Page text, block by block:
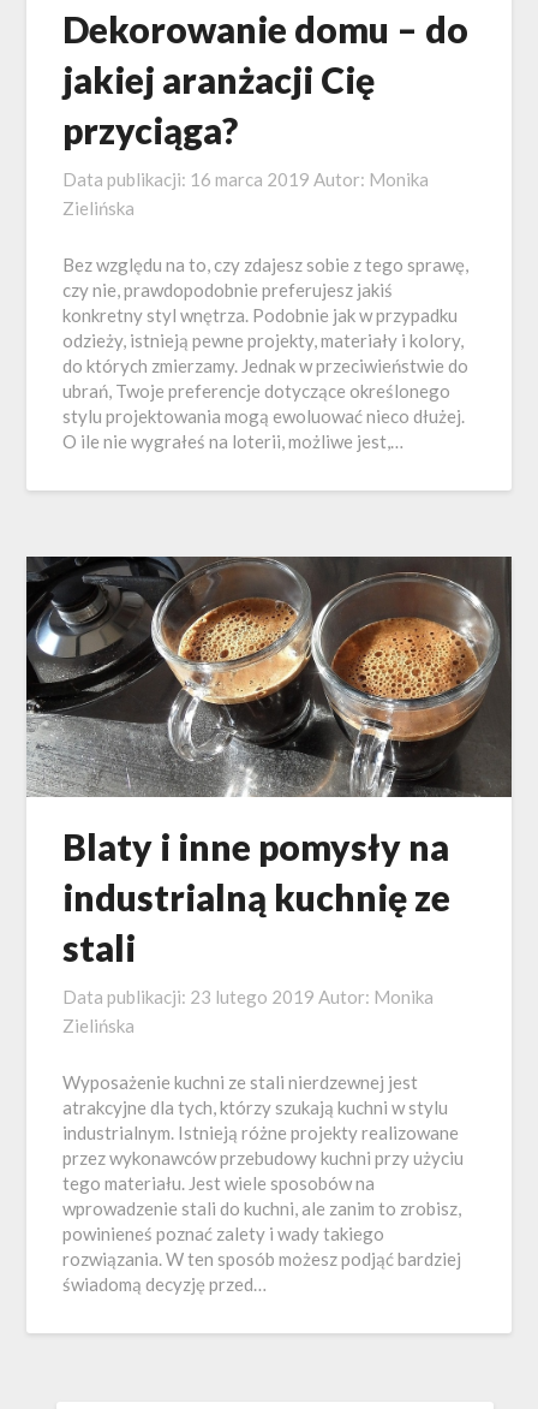
Dekorowanie domu – do
jakiej aranżacji Cię
przyciąga?
Data publikacji: 16 marca 2019 Autor: Monika
Zielińska
Bez względu na to, czy zdajesz sobie z tego sprawę,
czy nie, prawdopodobnie preferujesz jakiś
konkretny styl wnętrza. Podobnie jak w przypadku
odzieży, istnieją pewne projekty, materiały i kolory,
do których zmierzamy. Jednak w przeciwieństwie do
ubrań, Twoje preferencje dotyczące określonego
stylu projektowania mogą ewoluować nieco dłużej.
O ile nie wygrałeś na loterii, możliwe jest,…
Blaty i inne pomysły na
industrialną kuchnię ze
stali
Data publikacji: 23 lutego 2019 Autor: Monika
Zielińska
Wyposażenie kuchni ze stali nierdzewnej jest
atrakcyjne dla tych, którzy szukają kuchni w stylu
industrialnym. Istnieją różne projekty realizowane
przez wykonawców przebudowy kuchni przy użyciu
tego materiału. Jest wiele sposobów na
wprowadzenie stali do kuchni, ale zanim to zrobisz,
powinieneś poznać zalety i wady takiego
rozwiązania. W ten sposób możesz podjąć bardziej
świadomą decyzję przed…